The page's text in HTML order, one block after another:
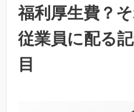
福利厚生費？
従業員に配る
目